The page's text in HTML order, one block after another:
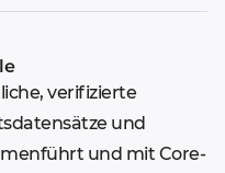
verifizierte
und
und mit Core-